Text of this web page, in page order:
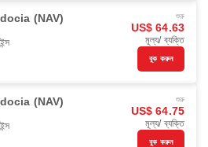
(NAV) শুরু
US$ 64.63
মূল্য/ ব্যক্তি
বুক করুন
(NAV) শুরু
US$ 64.75
মূল্য/ ব্যক্তি
বুক করুন